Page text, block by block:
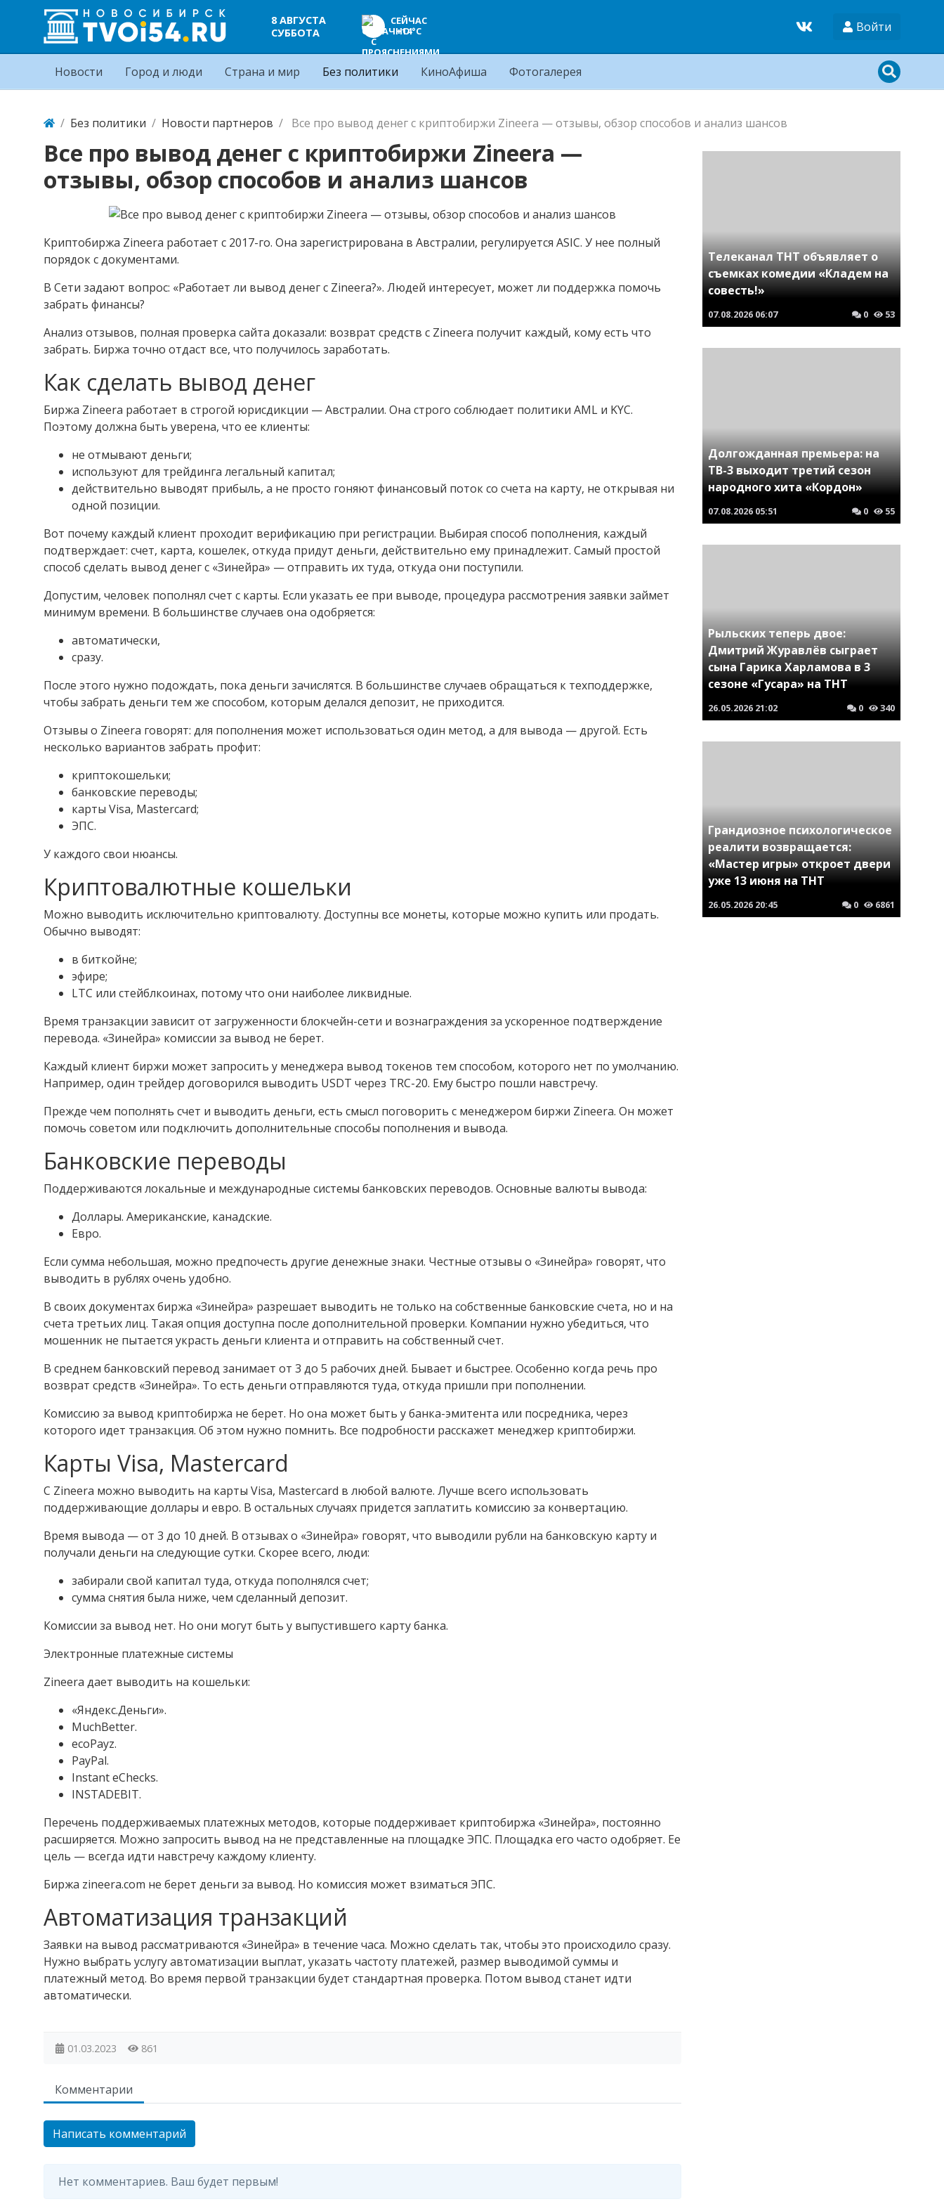
8 АВГУСТА
СУББОТА
СЕЙЧАС
+14°C
Войти
Новости Город и люди Страна и мир Без политики КиноАфиша Фотогалерея
Без политики Новости партнеров Все про вывод денег с криптобиржи Zineera — отзывы, обзор способов и анализ шансов
Все про вывод денег с криптобиржи Zineera —
отзывы, обзор способов и анализ шансов
Криптобиржа Zineera работает с 2017-го. Она зарегистрирована в Австралии, регулируется ASIC. У нее полный
порядок с документами.
В Сети задают вопрос: «Работает ли вывод денег с Zineera?». Людей интересует, может ли поддержка помочь
забрать финансы?
Анализ отзывов, полная проверка сайта доказали: возврат средств с Zineera получит каждый, кому есть что
забрать. Биржа точно отдаст все, что получилось заработать.
Как сделать вывод денег
Биржа Zineera работает в строгой юрисдикции — Австралии. Она строго соблюдает политики AML и KYC.
Поэтому должна быть уверена, что ее клиенты:
не отмывают деньги;
используют для трейдинга легальный капитал;
действительно выводят прибыль, а не просто гоняют финансовый поток со счета на карту, не открывая ни
одной позиции.
Вот почему каждый клиент проходит верификацию при регистрации. Выбирая способ пополнения, каждый
подтверждает: счет, карта, кошелек, откуда придут деньги, действительно ему принадлежит. Самый простой
способ сделать вывод денег с «Зинейра» — отправить их туда, откуда они поступили.
Допустим, человек пополнял счет с карты. Если указать ее при выводе, процедура рассмотрения заявки займет
минимум времени. В большинстве случаев она одобряется:
автоматически,
сразу.
После этого нужно подождать, пока деньги зачислятся. В большинстве случаев обращаться к техподдержке,
чтобы забрать деньги тем же способом, которым делался депозит, не приходится.
Отзывы о Zineera говорят: для пополнения может использоваться один метод, а для вывода — другой. Есть
несколько вариантов забрать профит:
криптокошельки;
банковские переводы;
карты Visa, Mastercard;
ЭПС.
У каждого свои нюансы.
Криптовалютные кошельки
Можно выводить исключительно криптовалюту. Доступны все монеты, которые можно купить или продать.
Обычно выводят:
в биткойне;
эфире;
LTC или стейблкоинах, потому что они наиболее ликвидные.
Время транзакции зависит от загруженности блокчейн-сети и вознаграждения за ускоренное подтверждение
перевода. «Зинейра» комиссии за вывод не берет.
Каждый клиент биржи может запросить у менеджера вывод токенов тем способом, которого нет по умолчанию.
Например, один трейдер договорился выводить USDT через TRC-20. Ему быстро пошли навстречу.
Прежде чем пополнять счет и выводить деньги, есть смысл поговорить с менеджером биржи Zineera. Он может
помочь советом или подключить дополнительные способы пополнения и вывода.
Банковские переводы
Поддерживаются локальные и международные системы банковских переводов. Основные валюты вывода:
Доллары. Американские, канадские.
Евро.
Если сумма небольшая, можно предпочесть другие денежные знаки. Честные отзывы о «Зинейра» говорят, что
выводить в рублях очень удобно.
В своих документах биржа «Зинейра» разрешает выводить не только на собственные банковские счета, но и на
счета третьих лиц. Такая опция доступна после дополнительной проверки. Компании нужно убедиться, что
мошенник не пытается украсть деньги клиента и отправить на собственный счет.
В среднем банковский перевод занимает от 3 до 5 рабочих дней. Бывает и быстрее. Особенно когда речь про
возврат средств «Зинейра». То есть деньги отправляются туда, откуда пришли при пополнении.
Комиссию за вывод криптобиржа не берет. Но она может быть у банка-эмитента или посредника, через
которого идет транзакция. Об этом нужно помнить. Все подробности расскажет менеджер криптобиржи.
Карты Visa, Mastercard
С Zineera можно выводить на карты Visa, Mastercard в любой валюте. Лучше всего использовать
поддерживающие доллары и евро. В остальных случаях придется заплатить комиссию за конвертацию.
Время вывода — от 3 до 10 дней. В отзывах о «Зинейра» говорят, что выводили рубли на банковскую карту и
получали деньги на следующие сутки. Скорее всего, люди:
забирали свой капитал туда, откуда пополнялся счет;
сумма снятия была ниже, чем сделанный депозит.
Комиссии за вывод нет. Но они могут быть у выпустившего карту банка.
Электронные платежные системы
Zineera дает выводить на кошельки:
«Яндекс.Деньги».
MuchBetter.
ecoPayz.
PayPal.
Instant eChecks.
INSTADEBIT.
Перечень поддерживаемых платежных методов, которые поддерживает криптобиржа «Зинейра», постоянно
расширяется. Можно запросить вывод на не представленные на площадке ЭПС. Площадка его часто одобряет. Ее
цель — всегда идти навстречу каждому клиенту.
Биржа zineera.com не берет деньги за вывод. Но комиссия может взиматься ЭПС.
Автоматизация транзакций
Заявки на вывод рассматриваются «Зинейра» в течение часа. Можно сделать так, чтобы это происходило сразу.
Нужно выбрать услугу автоматизации выплат, указать частоту платежей, размер выводимой суммы и
платежный метод. Во время первой транзакции будет стандартная проверка. Потом вывод станет идти
автоматически.
01.03.2023 861
Комментарии
Написать комментарий
Нет комментариев. Ваш будет первым!
Телеканал ТНТ объявляет о
съемках комедии «Кладем на
совесть!»
07.08.2026 06:07 0 53
Долгожданная премьера: на
ТВ-3 выходит третий сезон
народного хита «Кордон»
07.08.2026 05:51 0 55
Рыльских теперь двое:
Дмитрий Журавлёв сыграет
сына Гарика Харламова в 3
сезоне «Гусара» на ТНТ
26.05.2026 21:02 0 340
Грандиозное психологическое
реалити возвращается:
«Мастер игры» откроет двери
уже 13 июня на ТНТ
26.05.2026 20:45 0 6861